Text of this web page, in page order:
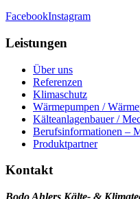
FacebookInstagram
Leistungen
Über uns
Referenzen
Klimaschutz
Wärmepumpen /
Kälteanlagenbauer /
Berufsinformationen –
Produktpartner
Kontakt